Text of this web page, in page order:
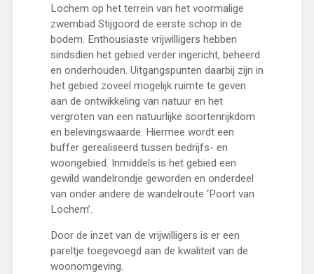
Lochem op het terrein van het voormalige
zwembad Stijgoord de eerste schop in de
bodem. Enthousiaste vrijwilligers hebben
sindsdien het gebied verder ingericht, beheerd
en onderhouden. Uitgangspunten daarbij zijn in
het gebied zoveel mogelijk ruimte te geven
aan de ontwikkeling van natuur en het
vergroten van een natuurlijke soortenrijkdom
en belevingswaarde. Hiermee wordt een
buffer gerealiseerd tussen bedrijfs- en
woongebied. Inmiddels is het gebied een
gewild wandelrondje geworden en onderdeel
van onder andere de wandelroute ‘Poort van
Lochem’.
Door de inzet van de vrijwilligers is er een
pareltje toegevoegd aan de kwaliteit van de
woonomgeving.